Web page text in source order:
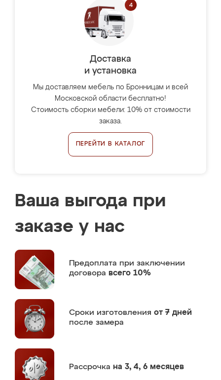
Доставка
и установка
Мы доставляем мебель по Бронницам и всей
Московской области бесплатно!
Стоимость сборки мебели: 10% от стоимости
заказа.
ПЕРЕЙТИ В КАТАЛОГ
Ваша выгода при
заказе у нас
Предоплата при заключении
договора всего 10%
Сроки изготовления от 7 дней
после замера
Рассрочка на 3, 4, 6 месяцев